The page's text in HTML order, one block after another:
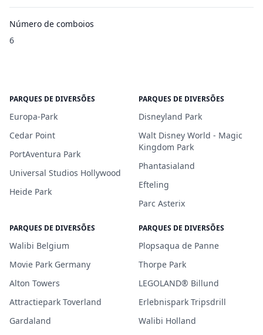
Número de comboios
6
PARQUES DE DIVERSÕES
Europa-Park
Cedar Point
PortAventura Park
Universal Studios Hollywood
Heide Park
PARQUES DE DIVERSÕES
Disneyland Park
Walt Disney World - Magic
Kingdom Park
Phantasialand
Efteling
Parc Asterix
PARQUES DE DIVERSÕES
Walibi Belgium
Movie Park Germany
Alton Towers
Attractiepark Toverland
Gardaland
PARQUES DE DIVERSÕES
Plopsaqua de Panne
Thorpe Park
LEGOLAND® Billund
Erlebnispark Tripsdrill
Walibi Holland